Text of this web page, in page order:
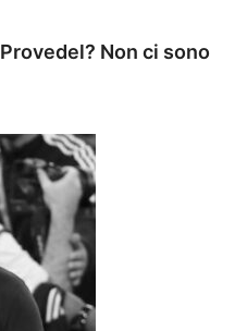
Non ci sono